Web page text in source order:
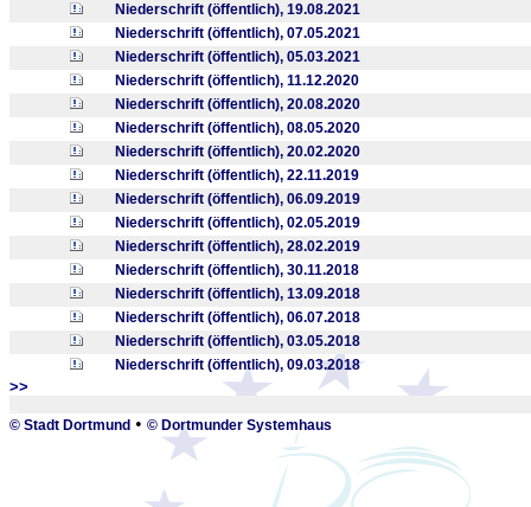
Niederschrift (öffentlich), 19.08.2021
Niederschrift (öffentlich), 07.05.2021
Niederschrift (öffentlich), 05.03.2021
Niederschrift (öffentlich), 11.12.2020
Niederschrift (öffentlich), 20.08.2020
Niederschrift (öffentlich), 08.05.2020
Niederschrift (öffentlich), 20.02.2020
Niederschrift (öffentlich), 22.11.2019
Niederschrift (öffentlich), 06.09.2019
Niederschrift (öffentlich), 02.05.2019
Niederschrift (öffentlich), 28.02.2019
Niederschrift (öffentlich), 30.11.2018
Niederschrift (öffentlich), 13.09.2018
Niederschrift (öffentlich), 06.07.2018
Niederschrift (öffentlich), 03.05.2018
Niederschrift (öffentlich), 09.03.2018
>>
© Stadt Dortmund • © Dortmunder Systemhaus